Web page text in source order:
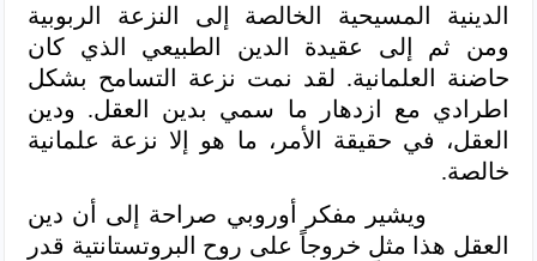
الدينية المسيحية الخالصة إلى النزعة الربوبية
ومن ثم إلى عقيدة الدين الطبيعي الذي كان
حاضنة العلمانية. لقد نمت نزعة التسامح بشكل
اطرادي مع ازدهار ما سمي بدين العقل. ودين
العقل، في حقيقة الأمر، ما هو إلا نزعة علمانية
خالصة.
ويشير مفكر أوروبي صراحة إلى أن دين
العقل هذا مثل خروجاً على روح البروتستانتية قدر